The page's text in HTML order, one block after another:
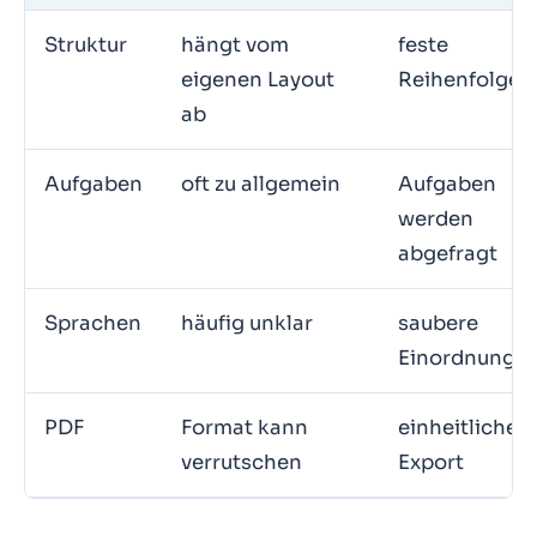
Struktur
hängt vom
eigenen Layout
ab
feste
Reihenfolge
Aufgaben oft zu allgemein
Aufgaben
werden
abgefragt
Sprachen häufig unklar
saubere
Einordnung
PDF
Format kann
verrutschen
einheitlicher
Export